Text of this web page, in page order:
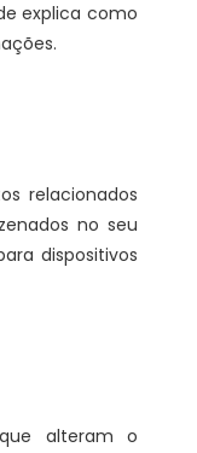
explica como
relacionados
no seu
dispositivos
alteram o